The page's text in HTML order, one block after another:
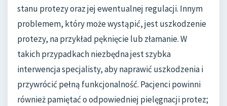
stanu protezy oraz jej ewentualnej regulacji. Innym
problemem, który może wystąpić, jest uszkodzenie
protezy, na przykład pęknięcie lub złamanie. W
takich przypadkach niezbędna jest szybka
interwencja specjalisty, aby naprawić uszkodzenia i
przywrócić pełną funkcjonalność. Pacjenci powinni
również pamiętać o odpowiedniej pielęgnacji protez;